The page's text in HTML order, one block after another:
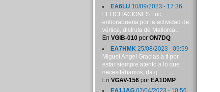
EA6LU 10/09/2023 - 17:36
FELICITACIONES Luc,
enhorabuena por la actividad de
vértice, disfruta de Mallorca...
En VGIB-010por ON7DQ
EA7HMK 25/08/2023 - 09:59
Miguel Angel Gracias a ti por
estar siempre atento a lo que
necesitábamos, da g...
En VGAV-156por EA1DMP
EA1JAG07/04/2023 - 10:56